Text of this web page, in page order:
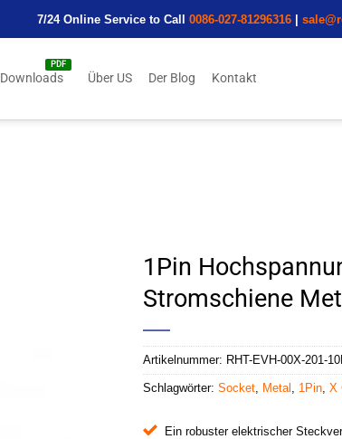
7/24 Online Service to Call 0086-027-81296316|
Downloads Über US Der Blog Kontakt
1Pin
Stromschiene
Artikelnummer: RHT-EVH-00X-201-
Schlagwörter: Socket Metal 1Pin X
Ein robuster elektrischer